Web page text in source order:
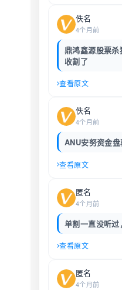
佚名
4个月前
鼎鸿鑫源股票
收割了
查看原文
佚名
4个月前
ANU安努资金
查看原文
匿名
4个月前
单割一直没听
查看原文
匿名
4个月前